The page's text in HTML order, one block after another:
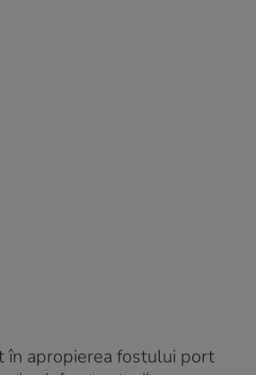
în apropierea fostului port